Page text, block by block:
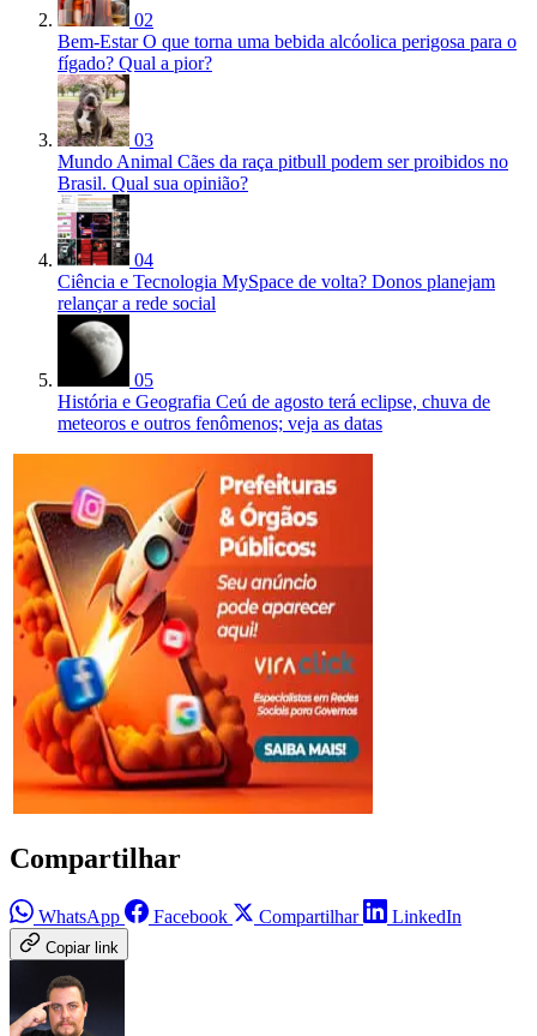
02
Bem-Estar O que torna uma bebida alcóolica perigosa para o
fígado? Qual a pior?
03
Mundo Animal Cães da raça pitbull podem ser proibidos no
Brasil. Qual sua opinião?
04
Ciência e Tecnologia MySpace de volta? Donos planejam
relançar a rede social
05
História e Geografia Ceú de agosto terá eclipse, chuva de
meteoros e outros fenômenos; veja as datas
Compartilhar
WhatsApp Facebook Compartilhar LinkedIn
Copiar link